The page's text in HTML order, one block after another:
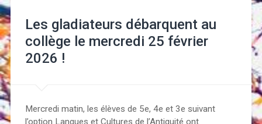
Les gladiateurs débarquent au
collège le mercredi 25 février
2026 !
Mercredi matin, les élèves de 5e, 4e et 3e suivant